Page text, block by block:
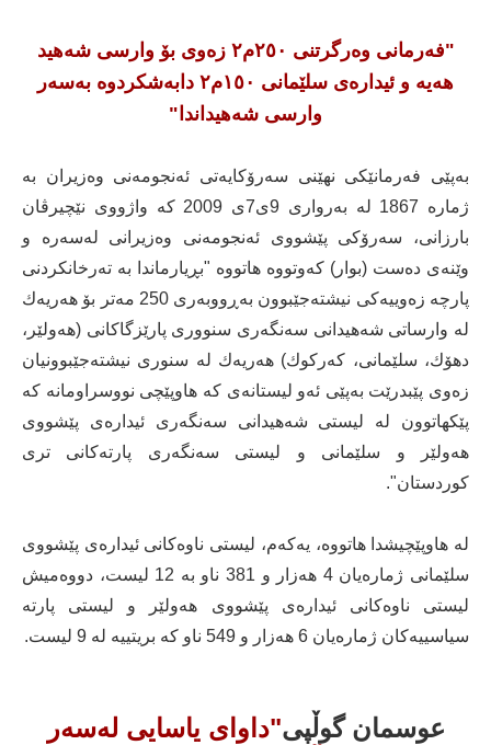
"فەرمانی وەرگرتنی ٢٥٠م٢ زەوی بۆ وارسی شەهید
هەیە و ئیدارەی سلێمانی ١٥٠م٢ دابەشکردوە بەسەر
وارسی شەهیداندا"
بەپێی فەرمانێكی نهێنی سەرۆكایەتی ئەنجومەنی وەزیران بە
ژمارە 1867 لە بەرواری 9ی7ی 2009 كە واژووی نێچیرڤان
بارزانی، سەرۆكی پێشووی ئەنجومەنی وەزیرانی لەسەرە و
وێنەی دەست (بوار) كەوتووە هاتووە "بڕیارماندا بە تەرخانكردنی
پارچە زەوییەكی نیشتەجێبوون بەڕووبەری 250 مەتر بۆ هەریەك
لە وارساتی شەهیدانی سەنگەری سنووری پارێزگاكانی (هەولێر،
دهۆك، سلێمانی، كەركوك) هەریەك لە سنوری نیشتەجێبوونیان
زەوی پێبدرێت بەپێی ئەو لیستانەی كە هاوپێچی نووسراومانە كە
پێكهاتوون لە لیستی شەهیدانی سەنگەری ئیدارەی پێشووی
هەولێر و سلێمانی و لیستی سەنگەری پارتەكانی تری
كوردستان".
لە هاوپێچیشدا هاتووە، یەكەم، لیستی ناوەكانی ئیدارەی پێشووی
سلێمانی ژمارەیان 4 هەزار و 381 ناو بە 12 لیست، دووەمیش
لیستی ناوەكانی ئیدارەی پێشووی هەولێر و لیستی پارتە
سیاسییەكان ژمارەیان 6 هەزار و 549 ناو كە بریتییە لە 9 لیست.
عوسمان گوڵپی"داوای یاسایی لەسەر